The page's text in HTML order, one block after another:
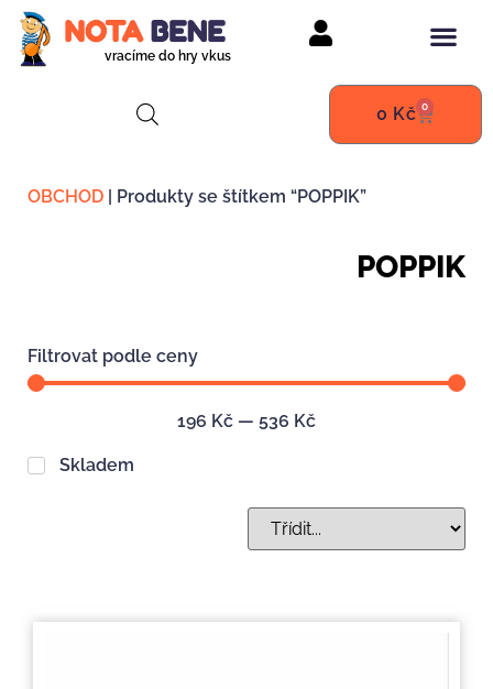
vracíme do hry vkus
0 Kč 0
OBCHOD | Produkty se štítkem “POPPIK”
POPPIK
Filtrovat podle ceny
196 Kč — 536 Kč
Skladem